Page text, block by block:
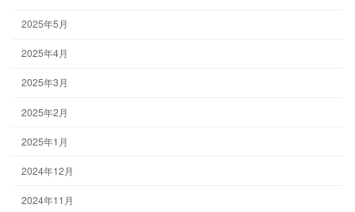
2025年5月
2025年4月
2025年3月
2025年2月
2025年1月
2024年12月
2024年11月